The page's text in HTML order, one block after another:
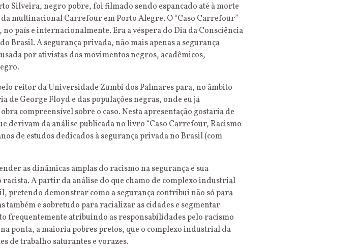
Silveira, negro pobre, foi filmado sendo espancado até à morte
multinacional Carrefour em Porto Alegre. O “Caso Carrefour”
país e internacionalmente. Era a véspera do Dia da Consciência
Brasil. A segurança privada, não mais apenas a segurança
por ativistas dos movimentos negros, acadêmicos,
reitor da Universidade Zumbi dos Palmares para, no âmbito
de George Floyd e das populações negras, onde eu já
compreensível sobre o caso. Nesta apresentação gostaria de
derivam da análise publicada no livro “Caso Carrefour, Racismo
de estudos dedicados à segurança privada no Brasil (com
as dinâmicas amplas do racismo na segurança é sua
A partir da análise do que chamo de complexo industrial
pretendo demonstrar como a segurança contribui não só para
e sobretudo para racializar as cidades e segmentar
frequentemente atribuindo as responsabilidades pelo racismo
ponta, a maioria pobres pretos, que o complexo industrial da
de trabalho saturantes e vorazes.